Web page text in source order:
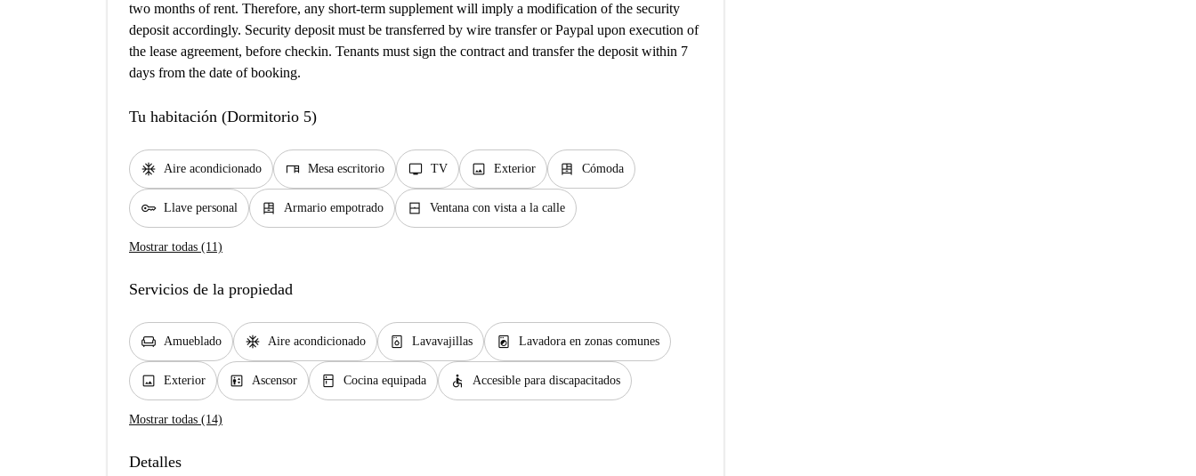
two months of rent. Therefore, any short-term supplement will imply a modification of the security
deposit accordingly. Security deposit must be transferred by wire transfer or Paypal upon execution of
the lease agreement, before checkin. Tenants must sign the contract and transfer the deposit within 7
days from the date of booking.
Tu habitación (Dormitorio 5)
ac_unit Aire acondicionado desk Mesa escritorio tv TV image Exterior dresser Cómoda
key Llave personal dresser Armario empotrado window_closed Ventana con vista a la calle
Mostrar todas (11)
Servicios de la propiedad
chair Amueblado ac_unit Aire acondicionado dishwasher_gen Lavavajillas local_laundry_service Lavadora en zonas comunes
image Exterior elevator Ascensor kitchen Cocina equipada accessible Accesible para discapacitados
Mostrar todas (14)
Detalles